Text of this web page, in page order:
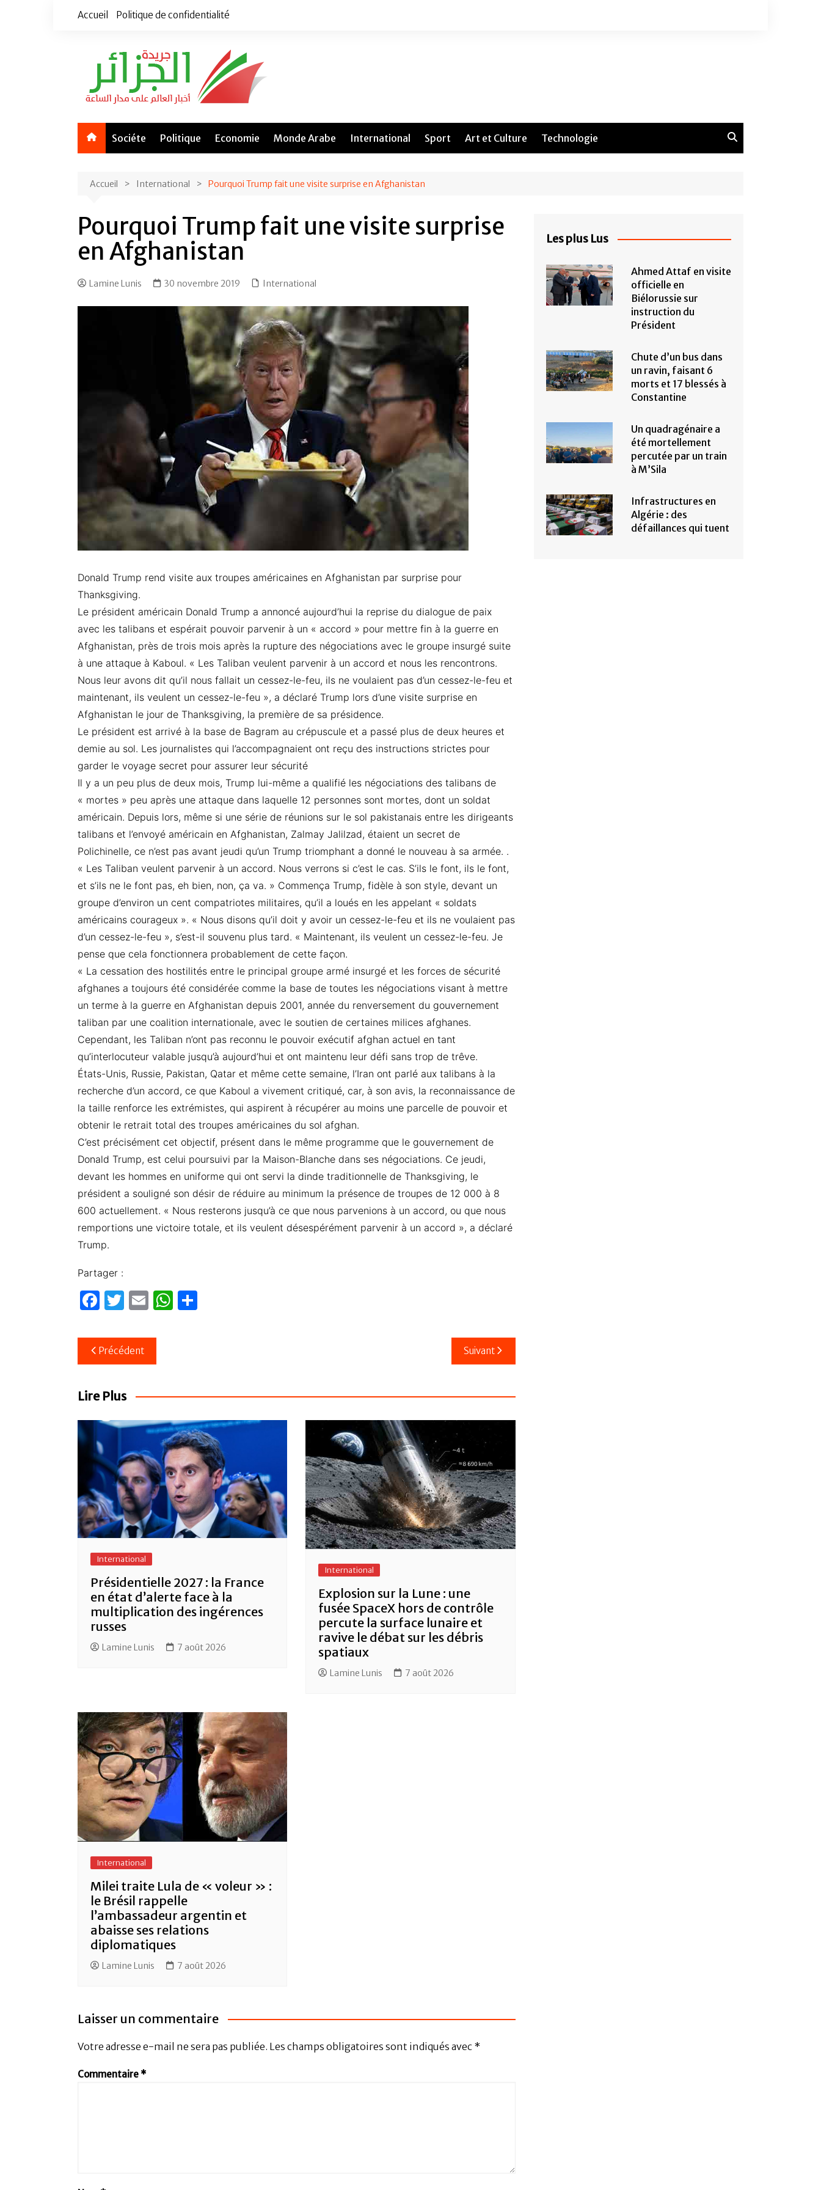
Accueil Politique de confidentialité
Sociéte Politique Economie Monde Arabe International Sport Art et Culture Technologie
Accueil International Pourquoi Trump fait une visite surprise en Afghanistan
Pourquoi Trump fait une visite surprise
en Afghanistan
Lamine Lunis 30 novembre 2019 International
Donald Trump rend visite aux troupes américaines en Afghanistan par surprise pour
Thanksgiving.
Le président américain Donald Trump a annoncé aujourd’hui la reprise du dialogue de paix
avec les talibans et espérait pouvoir parvenir à un « accord » pour mettre fin à la guerre en
Afghanistan, près de trois mois après la rupture des négociations avec le groupe insurgé suite
à une attaque à Kaboul. « Les Taliban veulent parvenir à un accord et nous les rencontrons.
Nous leur avons dit qu’il nous fallait un cessez-le-feu, ils ne voulaient pas d’un cessez-le-feu et
maintenant, ils veulent un cessez-le-feu », a déclaré Trump lors d’une visite surprise en
Afghanistan le jour de Thanksgiving, la première de sa présidence.
Le président est arrivé à la base de Bagram au crépuscule et a passé plus de deux heures et
demie au sol. Les journalistes qui l’accompagnaient ont reçu des instructions strictes pour
garder le voyage secret pour assurer leur sécurité
Il y a un peu plus de deux mois, Trump lui-même a qualifié les négociations des talibans de
« mortes » peu après une attaque dans laquelle 12 personnes sont mortes, dont un soldat
américain. Depuis lors, même si une série de réunions sur le sol pakistanais entre les dirigeants
talibans et l’envoyé américain en Afghanistan, Zalmay Jalilzad, étaient un secret de
Polichinelle, ce n’est pas avant jeudi qu’un Trump triomphant a donné le nouveau à sa armée. .
« Les Taliban veulent parvenir à un accord. Nous verrons si c’est le cas. S’ils le font, ils le font,
et s’ils ne le font pas, eh bien, non, ça va. » Commença Trump, fidèle à son style, devant un
groupe d’environ un cent compatriotes militaires, qu’il a loués en les appelant « soldats
américains courageux ». « Nous disons qu’il doit y avoir un cessez-le-feu et ils ne voulaient pas
d’un cessez-le-feu », s’est-il souvenu plus tard. « Maintenant, ils veulent un cessez-le-feu. Je
pense que cela fonctionnera probablement de cette façon.
« La cessation des hostilités entre le principal groupe armé insurgé et les forces de sécurité
afghanes a toujours été considérée comme la base de toutes les négociations visant à mettre
un terme à la guerre en Afghanistan depuis 2001, année du renversement du gouvernement
taliban par une coalition internationale, avec le soutien de certaines milices afghanes.
Cependant, les Taliban n’ont pas reconnu le pouvoir exécutif afghan actuel en tant
qu’interlocuteur valable jusqu’à aujourd’hui et ont maintenu leur défi sans trop de trêve.
États-Unis, Russie, Pakistan, Qatar et même cette semaine, l’Iran ont parlé aux talibans à la
recherche d’un accord, ce que Kaboul a vivement critiqué, car, à son avis, la reconnaissance de
la taille renforce les extrémistes, qui aspirent à récupérer au moins une parcelle de pouvoir et
obtenir le retrait total des troupes américaines du sol afghan.
C’est précisément cet objectif, présent dans le même programme que le gouvernement de
Donald Trump, est celui poursuivi par la Maison-Blanche dans ses négociations. Ce jeudi,
devant les hommes en uniforme qui ont servi la dinde traditionnelle de Thanksgiving, le
président a souligné son désir de réduire au minimum la présence de troupes de 12 000 à 8
600 actuellement. « Nous resterons jusqu’à ce que nous parvenions à un accord, ou que nous
remportions une victoire totale, et ils veulent désespérément parvenir à un accord », a déclaré
Trump.
Partager :
F
c
e
o
o
k
T
itt
er
E
ail
W
p
p
Navigation
de
l’article
Précédent Suivant
Lire Plus
International
Présidentielle 2027 : la France
en état d’alerte face à la
multiplication des ingérences
russes
Lamine Lunis 7 août 2026
International
Explosion sur la Lune : une
fusée SpaceX hors de contrôle
percute la surface lunaire et
ravive le débat sur les débris
spatiaux
Lamine Lunis 7 août 2026
International
Milei traite Lula de « voleur » :
le Brésil rappelle
l’ambassadeur argentin et
abaisse ses relations
diplomatiques
Lamine Lunis 7 août 2026
Laisser un commentaire
Votre adresse e-mail ne sera pas publiée. Les champs obligatoires sont indiqués avec *
Commentaire *
Les plus Lus
Ahmed Attaf en visite
officielle en
Biélorussie sur
instruction du
Président
Chute d’un bus dans
un ravin, faisant 6
morts et 17 blessés à
Constantine
Un quadragénaire a
été mortellement
percutée par un train
à M’Sila
Infrastructures en
Algérie : des
défaillances qui tuent